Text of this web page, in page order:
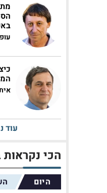
עוד
הכי נקראות
היום